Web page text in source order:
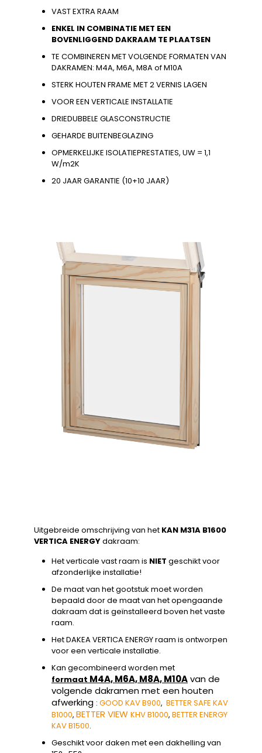
VAST EXTRA RAAM
ENKEL IN COMBINATIE MET EEN
BOVENLIGGEND DAKRAAM TE PLAATSEN
TE COMBINEREN MET VOLGENDE FORMATEN VAN
DAKRAMEN: M4A, M6A, M8A of M10A
STERK HOUTEN FRAME MET 2 VERNIS LAGEN
VOOR EEN VERTICALE INSTALLATIE
DRIEDUBBELE GLASCONSTRUCTIE
GEHARDE BUITENBEGLAZING
OPMERKELIJKE ISOLATIEPRESTATIES, UW = 1,1
W/m2K
20 JAAR GARANTIE (10+10 JAAR)
Uitgebreide omschrijving van het KAN M31A B1600
VERTICA ENERGYdakraam:
Het verticale vast raam is NIET geschikt voor
afzonderlijke installatie!
De maat van het gootstuk moet worden
bepaald door de maat van het opengaande
dakraam dat is geïnstalleerd boven het vaste
raam.
Het DAKEA VERTICA ENERGY raam is ontworpen
voor een verticale installatie.
Kan gecombineerd worden met
formaat M4A, M6A, M8A, M10Avan de
volgende dakramen met een houten
afwerking : GOOD KAV B900, BETTER SAFE KAV
B1000, BETTER VIEW KHV B1000, BETTER ENERGY
KAV B1500.
Geschikt voor daken met een dakhelling van